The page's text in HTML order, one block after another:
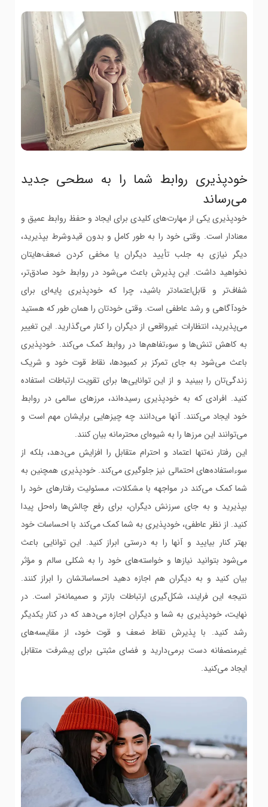
خودپذیری روابط شما را به سطحی جدید
می‌رساند
خودپذیری یکی از مهارت‌های کلیدی برای ایجاد و حفظ روابط عمیق و
معنادار است. وقتی خود را به طور کامل و بدون قیدوشرط بپذیرید،
دیگر نیازی به جلب تأیید دیگران یا مخفی کردن ضعف‌هایتان
نخواهید داشت. این پذیرش باعث می‌شود در روابط خود صادق‌تر،
شفاف‌تر و قابل‌اعتمادتر باشید، چرا که خودپذیری پایه‌ای برای
خودآگاهی و رشد عاطفی است. وقتی خودتان را همان طور که هستید
می‌پذیرید، انتظارات غیرواقعی از دیگران را کنار می‌گذارید. این تغییر
به کاهش تنش‌ها و سوءتفاهم‌ها در روابط کمک می‌کند. خودپذیری
باعث می‌شود به جای تمرکز بر کمبودها، نقاط قوت خود و شریک
زندگی‌تان را ببینید و از این توانایی‌ها برای تقویت ارتباطات استفاده
کنید. افرادی که به خودپذیری رسیده‌اند، مرزهای سالمی در روابط
خود ایجاد می‌کنند. آنها می‌دانند چه چیزهایی برایشان مهم است و
می‌توانند این مرزها را به شیوه‌ای محترمانه بیان کنند.
این رفتار نه‌تنها اعتماد و احترام متقابل را افزایش می‌دهد، بلکه از
سوءاستفاده‌های احتمالی نیز جلوگیری می‌کند. خودپذیری همچنین به
شما کمک می‌کند در مواجهه با مشکلات، مسئولیت رفتارهای خود را
بپذیرید و به جای سرزنش دیگران، برای رفع چالش‌ها راه‌حل پیدا
کنید. از نظر عاطفی، خودپذیری به شما کمک می‌کند با احساسات خود
بهتر کنار بیایید و آنها را به درستی ابراز کنید. این توانایی باعث
می‌شود بتوانید نیازها و خواسته‌های خود را به شکلی سالم و مؤثر
بیان کنید و به دیگران هم اجازه دهید احساساتشان را ابراز کنند.
نتیجه این فرایند، شکل‌گیری ارتباطات بازتر و صمیمانه‌تر است. در
نهایت، خودپذیری به شما و دیگران اجازه می‌دهد که در کنار یکدیگر
رشد کنید. با پذیرش نقاط ضعف و قوت خود، از مقایسه‌های
غیرمنصفانه دست برمی‌دارید و فضای مثبتی برای پیشرفت متقابل
ایجاد می‌کنید.